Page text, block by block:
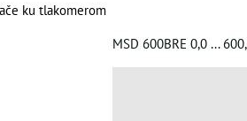
ku tlakomerom
MSD 600BRE 0,0 ...